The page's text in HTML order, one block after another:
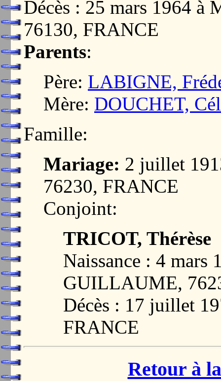
Décès : 25 mars 1964
76130, FRANCE
Parents:
Père: LABIGNE,
Mère: DOUCHET,
Famille:
Mariage: 2 juillet
76230, FRANCE
Conjoint:
TRICOT, Thérèse
Naissance : 4 mars
GUILLAUME,
Décès : 17 juillet
FRANCE
Retour à